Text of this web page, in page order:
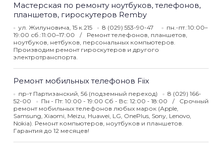
Мастерская по ремонту ноутбуков, телефонов,
планшетов, гироскутеров Remby
ул. Жилуновича, 15 к.215 8 (029) 553-90-47
пн.-пт.:10:00–
19:00 сб.:11:00–17:00
Ремонт телефонов, планшетов,
ноутбуков, нетбуков, персональных компьютеров.
Производим ремонт гироскутеров и другого
электротранспорта.
Ремонт мобильных телефонов Fiix
пр-т Партизанский, 56 (подземный переход)
8 (029) 166-
52-00
Пн - Пт: 10:00 - 19:00 Сб - Вс: 12:00 - 18:00
Срочный
ремонт мобильных телефонов любых марок (Apple,
Samsung, Xiaomi, Meizu, Huawei, LG, OnePlus, Sony, Lenovo,
Nokia). Ремонт компьютеров, ноутбуков и планшетов.
Гарантия до 12 месяцев!